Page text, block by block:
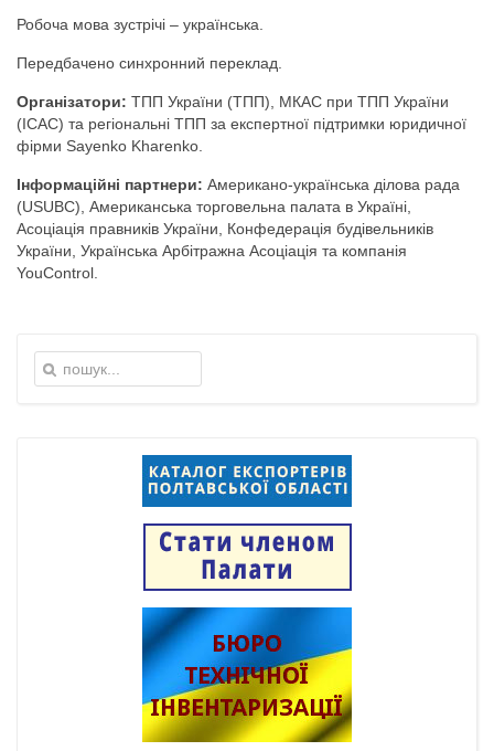
Робоча мова зустрічі – українська.
Передбачено синхронний переклад.
Організатори: ТПП України (ТПП), МКАС при ТПП України
(ICAC) та регіональні ТПП за експертної підтримки юридичної
фірми Sayenko Kharenko.
Інформаційні партнери: Американо-українська ділова рада
(USUBC), Американська торговельна палата в Україні,
Асоціація правників України, Конфедерація будівельників
України, Українська Арбітражна Асоціація та компанія
YouControl.